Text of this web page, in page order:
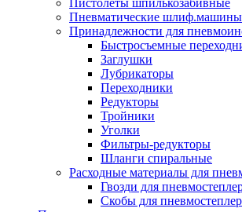
Пистолеты шпилькозабивные
Пневматические шлиф.машины
Принадлежности для
Быстросъемные
Заглушки
Лубрикаторы
Переходники
Редукторы
Тройники
Уголки
Фильтры-редукторы
Шланги спиральные
Расходные материалы для
Гвозди для
Скобы для